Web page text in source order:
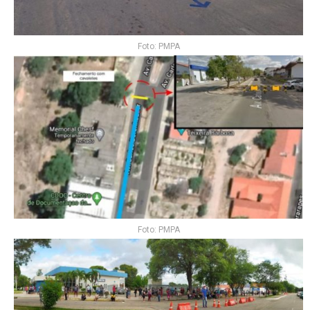
Foto: PMPA
Foto: PMPA